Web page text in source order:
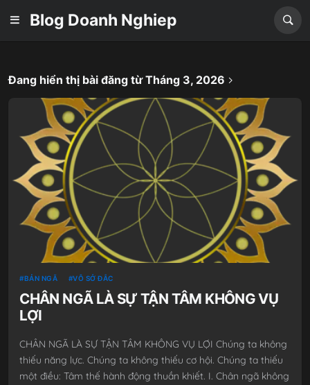
Blog Doanh Nghiep
Đang hiển thị bài đăng từ Tháng 3, 2026
BẢN NGÃ VÔ SỞ ĐẮC
CHÂN NGÃ LÀ SỰ TẬN TÂM KHÔNG VỤ
LỢI
CHÂN NGÃ LÀ SỰ TẬN TÂM KHÔNG VỤ LỢI Chúng ta không
thiếu năng lực. Chúng ta không thiếu cơ hội. Chúng ta thiếu
một điều: Tâm thế hành động thuần khiết. I. Chân ngã không